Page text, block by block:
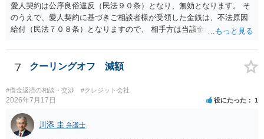
愛人契約は公序良俗違反（民法９０条）となり、無効となります。 そ
のうえで、愛人契約に基づきご相談者様が受領した金銭は、不法原因
給付（民法７０８条）となりますので、 相手方は当該金銭の返還請求
7 クーリングオフ 減額
#借金返済の相談・交渉 #クレジット会社
2026年7月17日 役にたった 1
川添 圭 弁護士